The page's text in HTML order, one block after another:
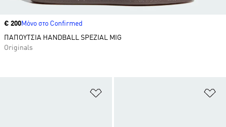
Προσθήκη στη Λίστα Επιθυμιών
Price
€ 200Μόνο στο Confirmed
ΠΑΠΟΥΤΣΙΑ HANDBALL SPEZIAL MIG
Originals